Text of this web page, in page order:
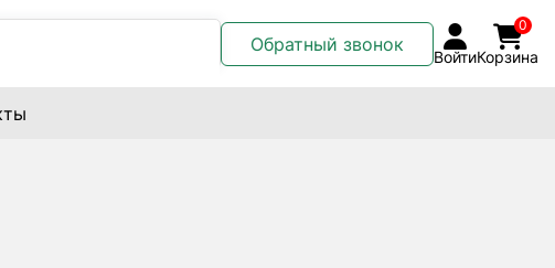
Обратный звонок
ВойтиКорзина
0